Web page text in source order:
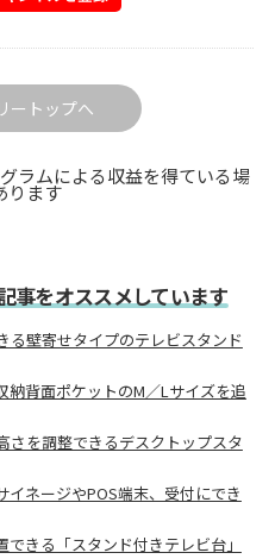
ートップへ
ラムによる収益を得ている場
ります
事をオススメしています
る壁寄せタイプのテレビスタンド
納背面ポケットのM／Lサイズを追
さを調整できるデスクトップスタ
ネージやPOS端末、受付にでき
きる「スタンド付きテレビ台」